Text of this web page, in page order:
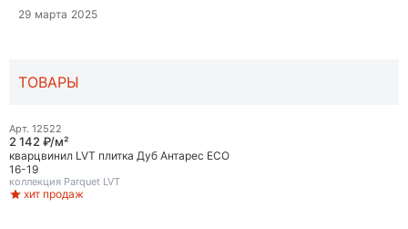
29 марта 2025
ТОВАРЫ
Арт. 12522
2 142 ₽/м²
кварцвинил LVT плитка Дуб Антарес ECO
16-19
коллекция Parquet LVT
хит продаж